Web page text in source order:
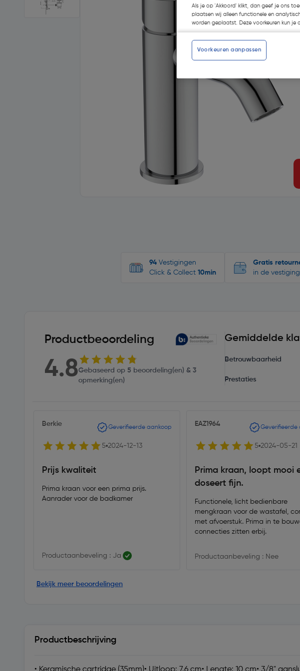
94 Vestigingen
Click & Collect 10min
Gratis
in de
Productbeoordeling
4.8Gebaseerd op 5 beoordeling(en) & 3
opmerking(en)
Gemiddelde
Betrouwbaarheid
Prestaties
Berkie Geverifieerde aankoop
5 2024-12-13
Prijs kwaliteit
Prima kraan voor een prima prijs.
Aanrader voor de badkamer
Productaanbeveling : Ja
EAZ1964 Geverifieerde
5 2024-05-21
Prima kraan, loopt mooi
doseert fijn.
Functionele, licht bedienbare
mengkraan voor de wastafel,
met afvoerstuk. Prima in te
connecties zitten erbij.
Productaanbeveling : Nee
Bekijk meer beoordelingen
Productbeschrijving
• Keramische cartridge (35mm)• Uitloop: 7.6 cm• Lengte: 10 cm• 3/8"
Als je op 'Akkoord' klikt, dan geef je ons
plaatsen wij alleen functionele en
worden geplaatst. Deze voorkeuren kun je
Voorkeuren aanpassen